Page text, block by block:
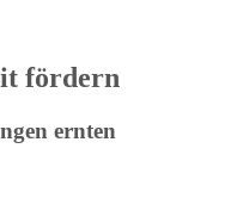
fördern
ernten